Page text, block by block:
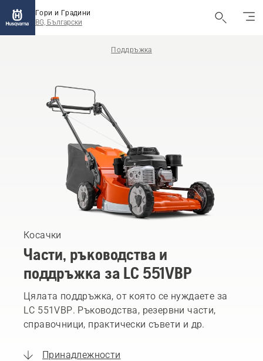
Гори и Градини
BG, Български
Поддръжка
Косачки
Части, ръководства и
поддръжка за LC 551VBP
Цялата поддръжка, от която се нуждаете за
LC 551VBP. Ръководства, резервни части,
справочници, практически съвети и др.
Принадлежности